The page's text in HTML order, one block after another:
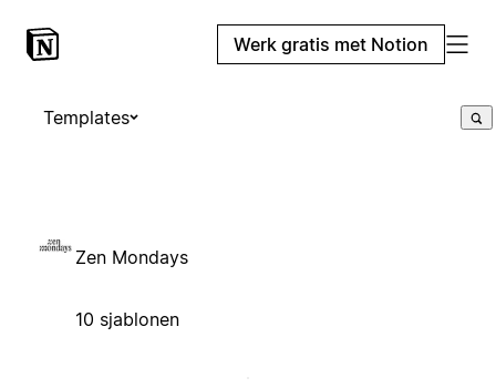
Werk gratis met Notion
Templates
Zen Mondays
10 sjablonen